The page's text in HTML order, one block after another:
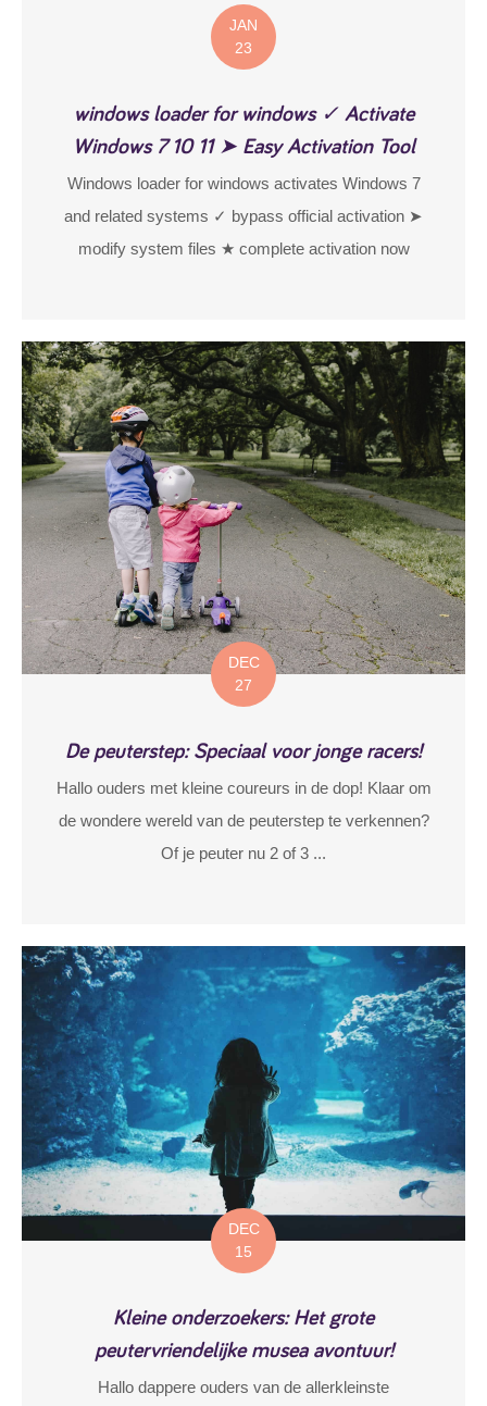
JAN
23
windows loader for windows ✓ Activate
Windows 7 10 11 ➤ Easy Activation Tool
Windows loader for windows activates Windows 7
and related systems ✓ bypass official activation ➤
modify system files ★ complete activation now
DEC
27
De peuterstep: Speciaal voor jonge racers!
Hallo ouders met kleine coureurs in de dop! Klaar om
de wondere wereld van de peuterstep te verkennen?
Of je peuter nu 2 of 3 ...
DEC
15
Kleine onderzoekers: Het grote
peutervriendelijke musea avontuur!
Hallo dappere ouders van de allerkleinste